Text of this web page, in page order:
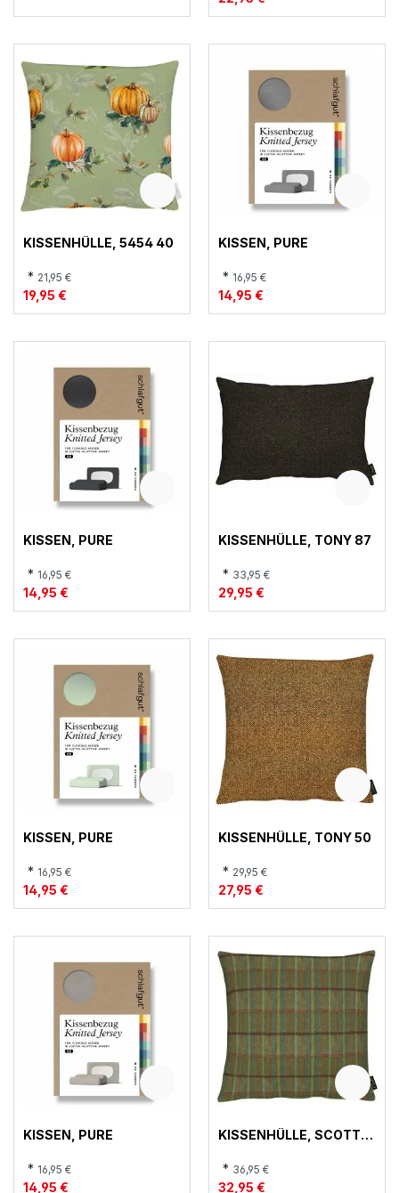
KISSENHÜLLE, 5454 40
* 21,95 €
19,95 €
KISSEN, PURE
* 16,95 €
14,95 €
KISSEN, PURE
* 16,95 €
14,95 €
KISSENHÜLLE, TONY 87
* 33,95 €
29,95 €
KISSEN, PURE
* 16,95 €
14,95 €
KISSENHÜLLE, TONY 50
* 29,95 €
27,95 €
KISSEN, PURE
* 16,95 €
14,95 €
KISSENHÜLLE, SCOTT
* 36,95 €
32,95 €